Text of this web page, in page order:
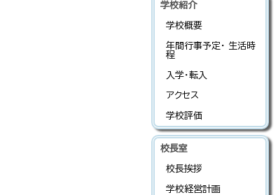
学校紹介
学校概要
年間行事予定・ 生活時
程
入学・転入
アクセス
学校評価
校長室
校長挨拶
学校経営計画